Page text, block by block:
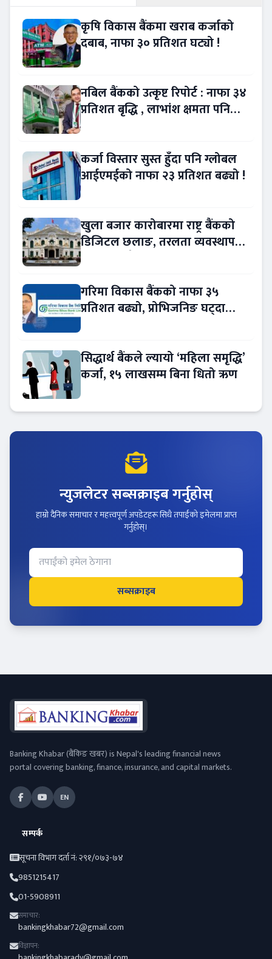
कृषि विकास बैंकमा खराब कर्जाको
दबाब, नाफा ३० प्रतिशत घट्यो !
नबिल बैंकको उत्कृष्ट रिपोर्ट : नाफा ३४
प्रतिशत बृद्धि , लाभांश क्षमता पनि
कर्जा विस्तार सुस्त हुँदा पनि ग्लोबल
आईएमईको नाफा २३ प्रतिशत बढ्यो !
खुला बजार कारोबारमा राष्ट्र बैंकको
डिजिटल छलाङ, तरलता व्यवस्थापन
गरिमा विकास बैंकको नाफा ३५
प्रतिशत बढ्यो, प्रोभिजनिङ घट्दा
सिद्धार्थ बैंकले ल्यायो ‘महिला समृद्धि’
कर्जा, १५ लाखसम्म बिना धितो ऋण
न्युजलेटर सब्सक्राइब गर्नुहोस्
हाम्रो दैनिक समाचार र महत्त्वपूर्ण अपडेटहरू सिधै तपाईंको इमेलमा प्राप्त
गर्नुहोस्।
सब्सक्राइब
Banking Khabar (बैंकिङ खबर) is Nepal's leading financial news
portal covering banking, finance, insurance, and capital markets.
EN
सम्पर्क
सूचना विभाग दर्ता नं: २९१/०७३-७४
9851215417
01-5908911
समाचार:
bankingkhabar72@gmail.com
विज्ञापन: